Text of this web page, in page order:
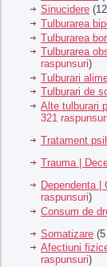
Sinucidere
Tulburarea
Tulburarea
Tulburarea
raspunsuri)
Tulburari
Tulburari de
Alte tulburari
321 raspunsuri
Tratament
Trauma |
Dependenta |
raspunsuri)
Consum de
Somatizare
Afectiuni
raspunsuri)